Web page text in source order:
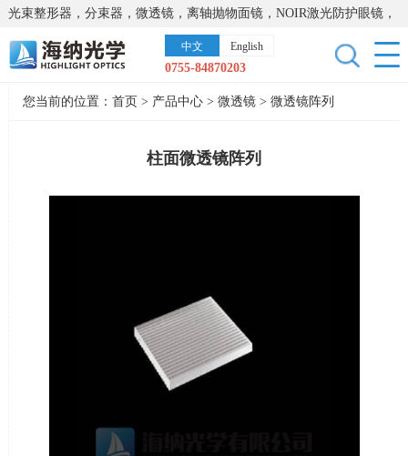
光束整形器，分束器，微透镜，离轴抛物面镜，NOIR激光防护眼镜，
太阳能模拟器，显微镜载物台，激光器，光谱仪，红外热像仪，激光
晶体
中文 English
0755-84870203
您当前的位置： 首页 > 产品中心> 微透镜 > 微透镜阵列
柱面微透镜阵列